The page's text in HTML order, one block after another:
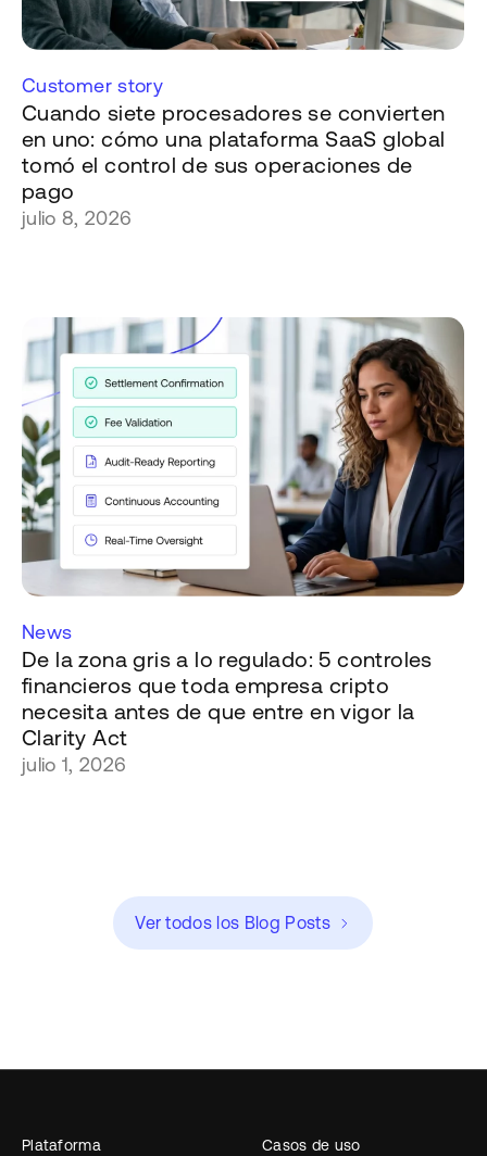
Customer story
Cuando siete procesadores se convierten
en uno: cómo una plataforma SaaS global
tomó el control de sus operaciones de
pago
julio 8, 2026
News
De la zona gris a lo regulado: 5 controles
financieros que toda empresa cripto
necesita antes de que entre en vigor la
Clarity Act
julio 1, 2026
Ver todos los Blog Posts
Plataforma
Casos de uso